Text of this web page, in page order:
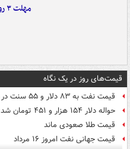
مهلت ۳ روزه سازمان بورس به هلدینگ خلیج فارس
قیمت‌های روز در یک نگاه
قیمت نفت به ۸۳ دلار و ۵۵ سنت در هر بشکه رسید
حواله دلار ۱۵۴ هزار و ۴۵۱ تومان شد
قیمت طلا صعودی ماند
قیمت جهانی نفت امروز ۱۶ مرداد